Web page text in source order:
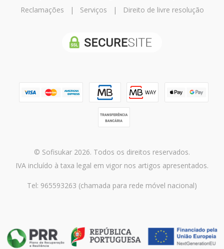
Reclamações | Serviços | Direito de livre resolução
© Sofisukar 2026. Todos os direitos reservados.
IVA incluído à taxa legal em vigor nos artigos apresentados.
Tel: 965593263 (chamada para rede móvel nacional)